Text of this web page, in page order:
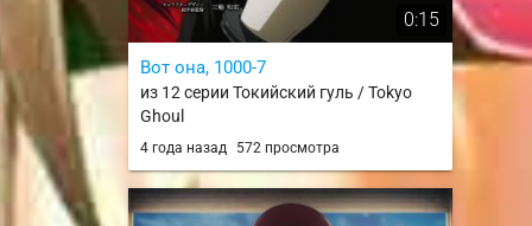
0:15
Вот она, 1000-7
из 12 серии Токийский гуль / Tokyo
Ghoul
4 года назад 572 просмотра